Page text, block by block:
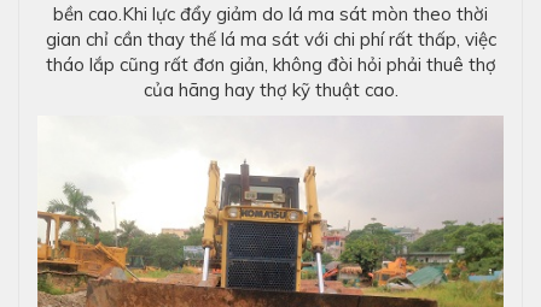
bền cao.Khi lực đẩy giảm do lá ma sát mòn theo thời
gian chỉ cần thay thế lá ma sát với chi phí rất thấp, việc
tháo lắp cũng rất đơn giản, không đòi hỏi phải thuê thợ
của hãng hay thợ kỹ thuật cao.